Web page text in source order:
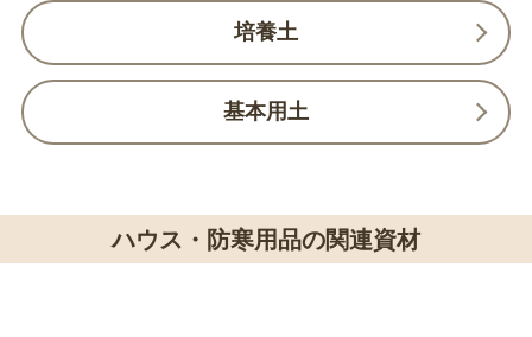
培養土
基本用土
ハウス・防寒用品の関連資材